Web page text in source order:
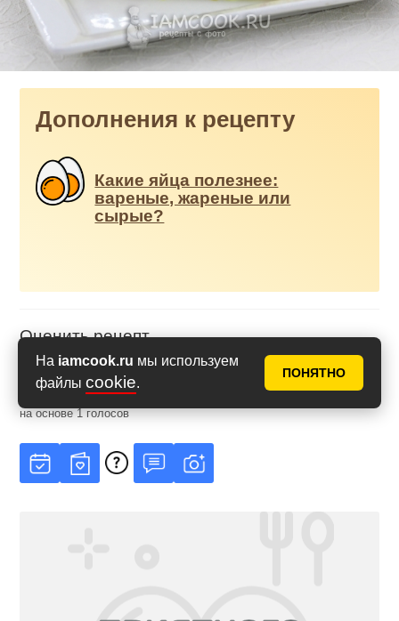
На iamcook.ru мы используем
файлы cookie.
ПОНЯТНО
Дополнения к рецепту
Какие яйца полезнее:
вареные, жареные или
сырые?
Оценить рецепт
на основе1голосов